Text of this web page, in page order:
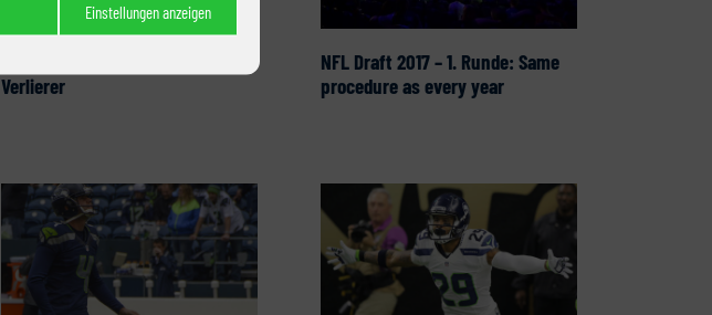
Einstellungen anzeigen
Verlierer
NFL Draft 2017 – 1. Runde: Same
procedure as every year